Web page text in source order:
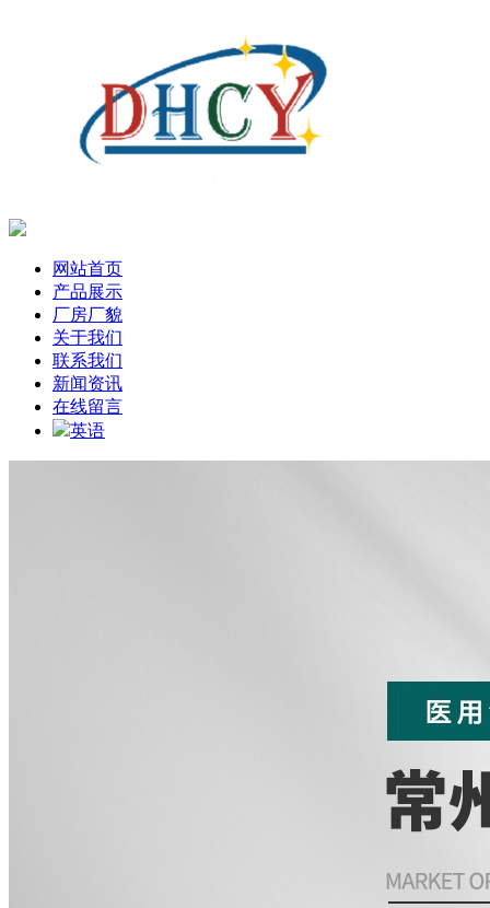
网站首页
产品展示
厂房厂貌
关于我们
联系我们
新闻资讯
在线留言
英语